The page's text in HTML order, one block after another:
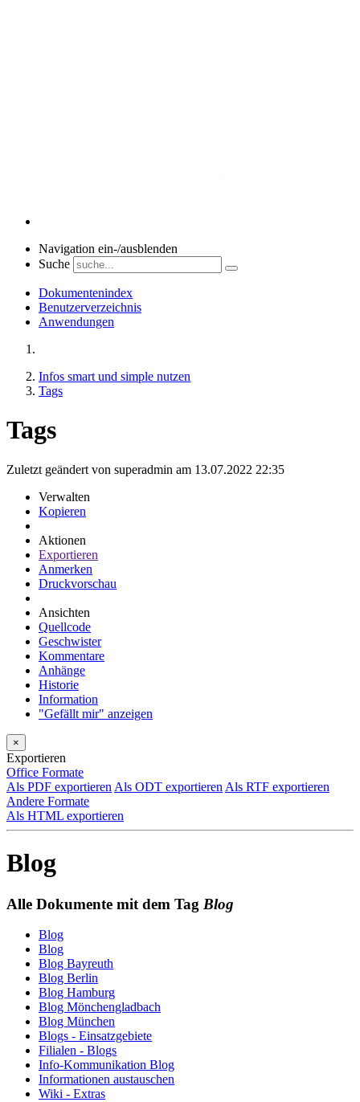
Navigation ein-/ausblenden
Suche
Dokumentenindex
Benutzerverzeichnis
Anwendungen
Infos smart und simple nutzen
Tags
Tags
Zuletzt geändert von superadmin am 13.07.2022 22:35
Verwalten
Kopieren
Aktionen
Exportieren
Anmerken
Druckvorschau
Ansichten
Quellcode
Geschwister
Kommentare
Anhänge
Historie
Information
"Gefällt mir" anzeigen
×
Exportieren
Office Formate
Als PDF exportieren Als ODT exportieren Als RTF exportieren
Andere Formate
Als HTML exportieren
Blog
Alle Dokumente mit dem Tag Blog
Blog
Blog
Blog Bayreuth
Blog Berlin
Blog Hamburg
Blog Mönchengladbach
Blog München
Blogs - Einsatzgebiete
Filialen - Blogs
Info-Kommunikation Blog
Informationen austauschen
Wiki - Extras